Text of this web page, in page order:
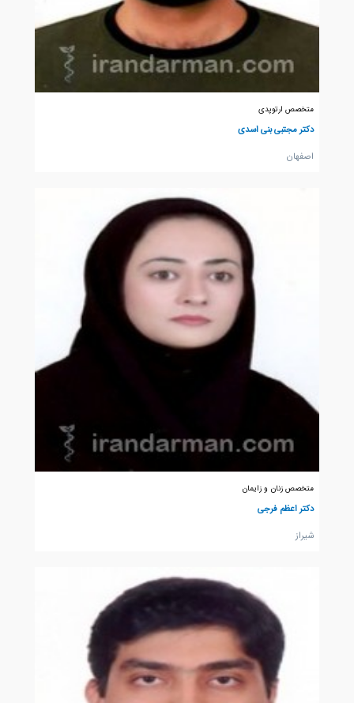
متخصص ارتوپدی
دکتر مجتبی بنی اسدی
اصفهان
متخصص زنان و زایمان
دکتر اعظم فرجی
شيراز